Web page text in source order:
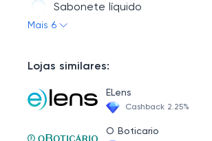
Sabonete líquido
Mais 6
Lojas similares:
ELens
Cashback 2.25%
O Boticario